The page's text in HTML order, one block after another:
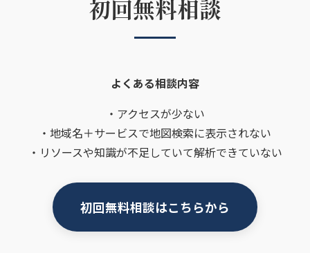
初回無料相談
よくある相談内容
・アクセスが少ない
・地域名＋サービスで地図検索に表示されない
・リソースや知識が不足していて解析できていない
初回無料相談はこちらから